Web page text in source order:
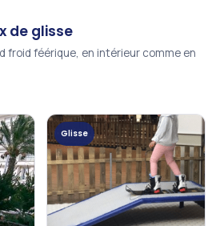
de glisse
froid féérique, en intérieur comme en
Glisse